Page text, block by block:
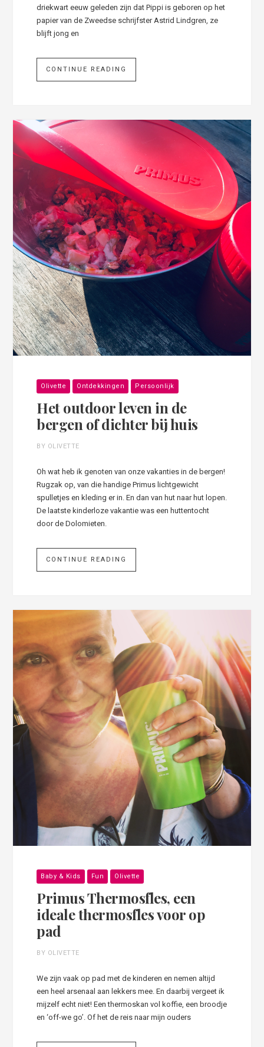
driekwart eeuw geleden zijn dat Pippi is geboren op het
papier van de Zweedse schrijfster Astrid Lindgren, ze
blijft jong en
CONTINUE READING
Olivette Ontdekkingen Persoonlijk
Het outdoor leven in de
bergen of dichter bij huis
BY OLIVETTE
Oh wat heb ik genoten van onze vakanties in de bergen!
Rugzak op, van die handige Primus lichtgewicht
spulletjes en kleding er in. En dan van hut naar hut lopen.
De laatste kinderloze vakantie was een huttentocht
door de Dolomieten.
CONTINUE READING
Baby & Kids Fun Olivette
Primus Thermosfles, een
ideale thermosfles voor op
pad
BY OLIVETTE
We zijn vaak op pad met de kinderen en nemen altijd
een heel arsenaal aan lekkers mee. En daarbij vergeet ik
mijzelf echt niet! Een thermoskan vol koffie, een broodje
en ‘off-we go’. Of het de reis naar mijn ouders